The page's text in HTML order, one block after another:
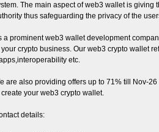
The main aspect of web3 wallet is
thus safeguarding the privacy of the
a prominent web3 wallet development
your crypto business. Our web3 crypto wallet
etc.
are also providing offers up to 71% till Nov-
create your web3 crypto wallet.
details: